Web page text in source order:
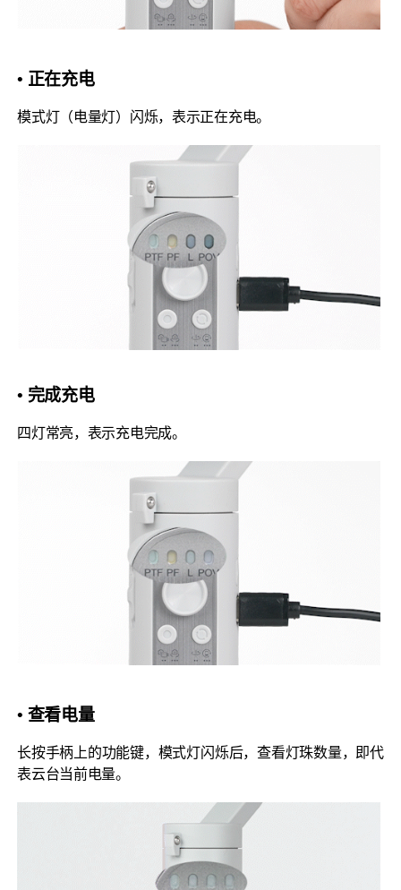
• 正在充电
模式灯（电量灯）闪烁，表示正在充电。
• 完成充电
四灯常亮，表示充电完成。
• 查看电量
长按手柄上的功能键，模式灯闪烁后，查看灯珠数量，即代
表云台当前电量。